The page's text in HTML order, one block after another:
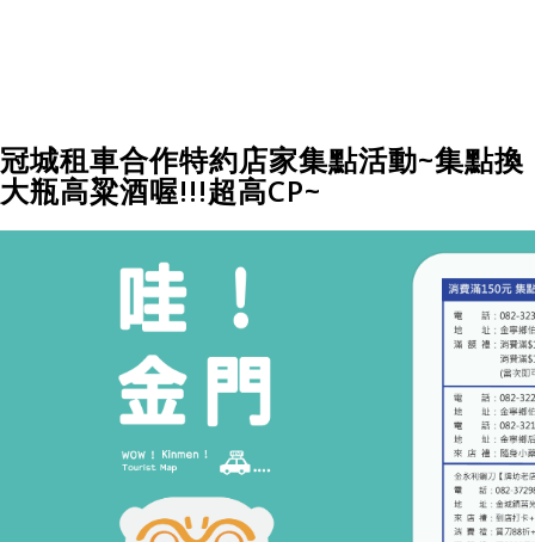
冠城租車合作特約店家集點活動~集點換
大瓶高粱酒喔!!!超高CP~